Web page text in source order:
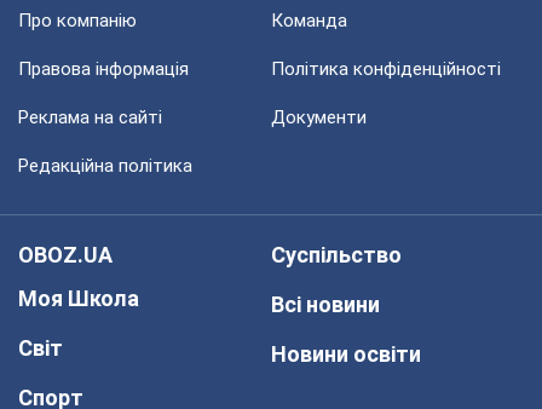
Про компанію Команда
Правова інформація Політика конфіденційності
Реклама на сайті Документи
Редакційна політика
OBOZ.UA
Моя Школа
Світ
Спорт
Суспільство
Всі новини
Новини освіти